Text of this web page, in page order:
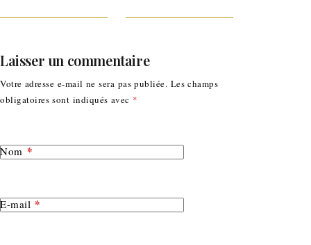
Laisser un commentaire
Votre adresse e-mail ne sera pas publiée. Les champs
obligatoires sont indiqués avec *
Nom *
E-mail *